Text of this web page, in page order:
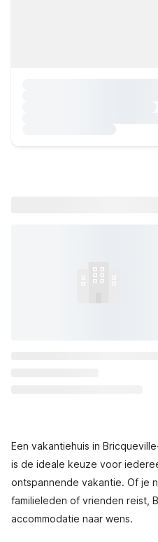
Een vakantiehuis in
is de ideale keuze voor
ontspannende vakantie. Of je
familieleden of vrienden reist,
accommodatie naar wens.